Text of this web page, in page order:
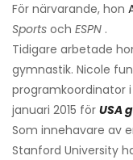
För närvarande, hon
Sports och ESPN .
Tidigare arbetade
gymnastik. Nicole
programkoordinator
januari 2015 för USA
Som innehavare av
Stanford University